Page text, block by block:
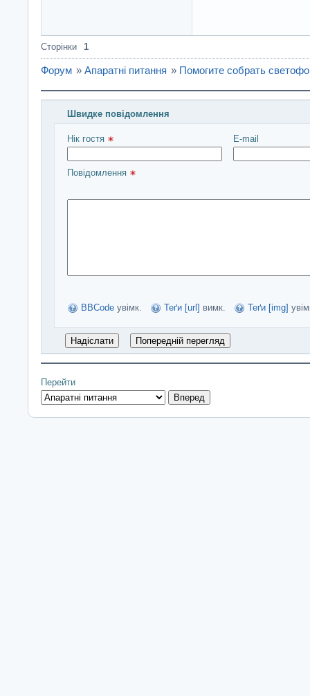
Сторінки 1
Форум » Апаратні питання » Помогите собрать
Швидке повідомлення
Введіть повідомлення і натисніть Надіслати
Нік гостя E-mail
Повідомлення
BBCode увімк. Теґи [url] вимк. Теґи [img]
Перейти